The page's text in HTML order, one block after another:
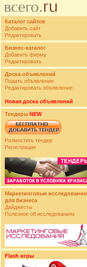
Каталог сайтов
Добавить сайт
Редактировать
Бизнес-каталог
Добавить фирму
Редактировать
Доска объявлений
Подать объявление
Редактировать объявление
Новая доска объявлений
Тендеры NEW
Разместить тендер
Регистрация
Маркетинговые исследования
для бизнеса
Дайджесты
Полезное об исследованиях
Flash игры